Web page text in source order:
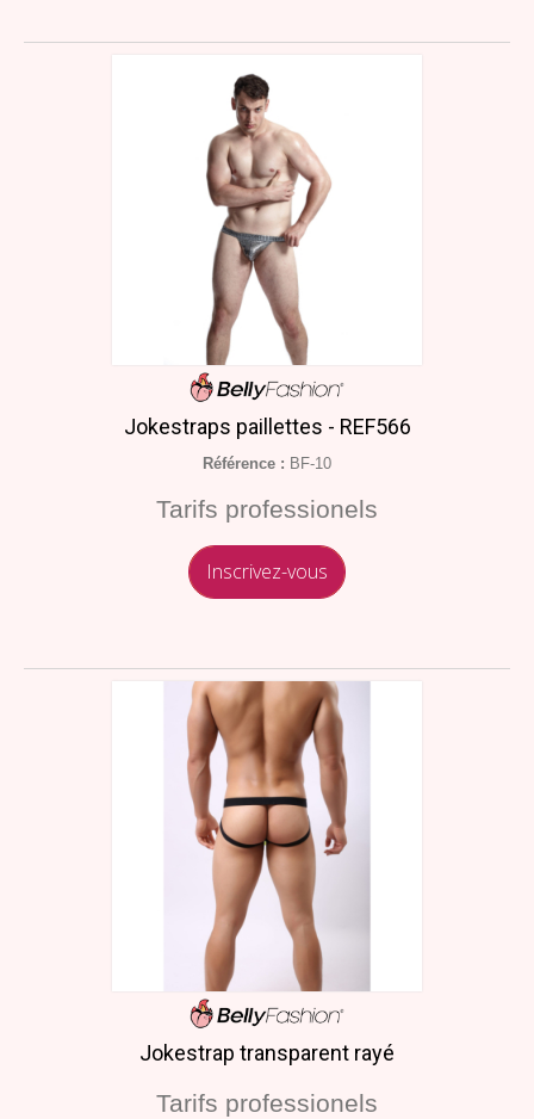
Jokestraps paillettes - REF566
Référence : BF-10
Tarifs professionels
Inscrivez-vous
Jokestrap transparent rayé
Tarifs professionels